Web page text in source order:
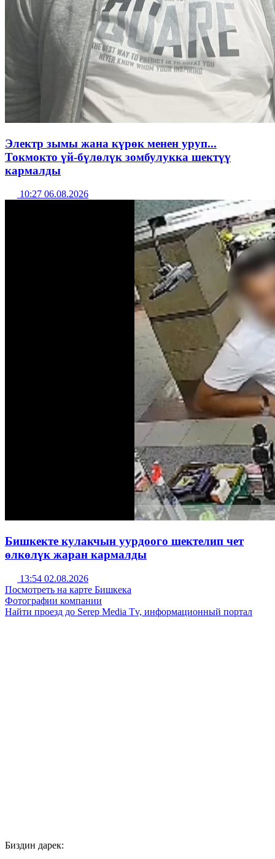
Электр зымы жана күрөк менен уруп...
Токмокто үй-бүлөлүк зомбулукка шектүү
кармалды
10:27 06.08.2026
Бишкекте кулакчын уурдоого шектелип чет
өлкөлүк жаран кармалды
13:54 02.08.2026
Посмотреть на карте Бишкека
Фотографии компании
Найти проезд до Serep Media Tv, информационный портал
Биздин дарек: